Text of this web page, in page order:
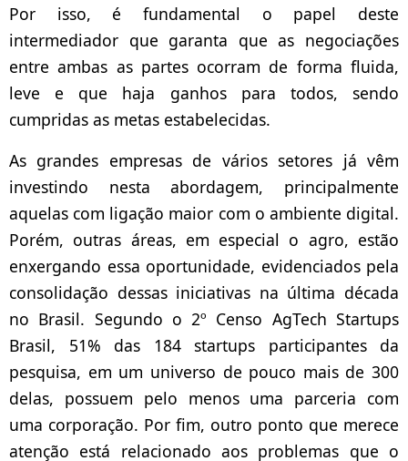
Por isso, é fundamental o papel deste
intermediador que garanta que as negociações
entre ambas as partes ocorram de forma fluida,
leve e que haja ganhos para todos, sendo
cumpridas as metas estabelecidas.
As grandes empresas de vários setores já vêm
investindo nesta abordagem, principalmente
aquelas com ligação maior com o ambiente digital.
Porém, outras áreas, em especial o agro, estão
enxergando essa oportunidade, evidenciados pela
consolidação dessas iniciativas na última década
no Brasil. Segundo o 2º Censo AgTech Startups
Brasil, 51% das 184 startups participantes da
pesquisa, em um universo de pouco mais de 300
delas, possuem pelo menos uma parceria com
uma corporação. Por fim, outro ponto que merece
atenção está relacionado aos problemas que o